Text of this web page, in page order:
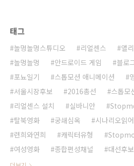
태그
놀멍놀멍스튜디오 리얼센스 앨
놀멍놀멍
안드로이드 게임 블로
포뇨일기
스톱모션 애니메이션
서울시장후보
2016총선 스톱모
리얼센스 설치
실바니안
탈북영화
궁쇄심옥 시나리오읽
련희와연희
캐릭터유형
여성영화
종합편성채널 대선후보